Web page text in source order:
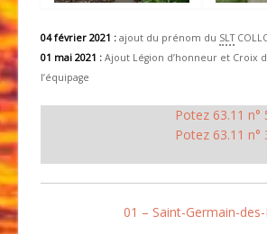
04 février 2021 : ajout du prénom du SLT
01 mai 2021 : Ajout Légion d’honneur et Croix
l’équipage
Potez 63.11 n°
Potez 63.11 n°
01 – Saint-Germain-